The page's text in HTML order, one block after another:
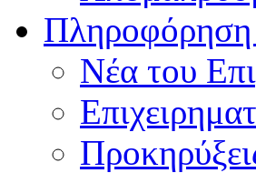
Νέα του